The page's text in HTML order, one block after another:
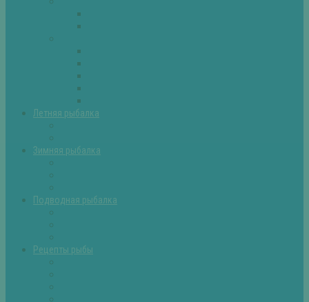
Летняя рыбалка
Зимняя рыбалка
Подводная рыбалка
Рецепты рыбы